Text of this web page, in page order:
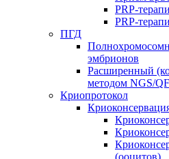
PRP-
PRP-
ПГД
эмбрионов
Расширенный
методом NGS/
Криопротокол
(ооцитов)